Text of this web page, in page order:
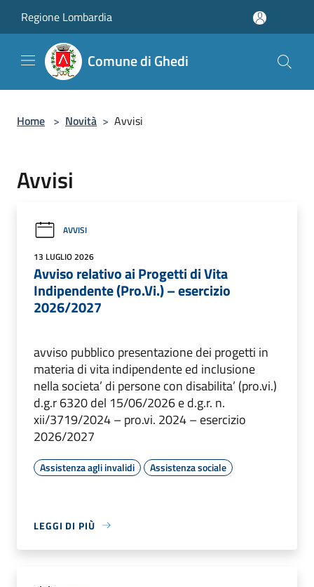
Regione Lombardia
Comune di Ghedi
Home > Novità > Avvisi
Avvisi
AVVISI
13 LUGLIO 2026
Avviso relativo ai Progetti di Vita
Indipendente (Pro.Vi.) – esercizio
2026/2027
avviso pubblico presentazione dei progetti in
materia di vita indipendente ed inclusione
nella societa’ di persone con disabilita’ (pro.vi.)
d.g.r 6320 del 15/06/2026 e d.g.r. n.
xii/3719/2024 – pro.vi. 2024 – esercizio
2026/2027
Assistenza agli invalidi Assistenza sociale
LEGGI DI PIÙ